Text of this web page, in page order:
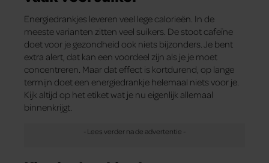
Energiedrankjes leveren veel lege calorieën. In de
meeste varianten zitten veel suikers. De stoot cafeïne
doet voor je gezondheid ook niets bijzonders. Je bent
extra alert, dat kan een voordeel zijn als je je moet
concentreren. Maar dat effect is kortdurend, op lange
termijn doet een energiedrankje helemaal niets voor je.
Kijk altijd op het etiket wat je nu eigenlijk allemaal
binnenkrijgt.